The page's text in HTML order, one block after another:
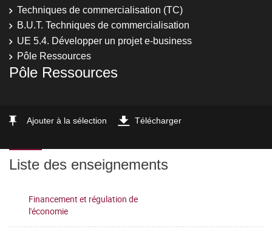
Techniques de commercialisation (TC)
B.U.T. Techniques de commercialisation
UE 5.4. Développer un projet e-business
Pôle Ressources
Pôle Ressources
Ajouter à la sélection Télécharger
Liste des enseignements
Financement et régulation de
l'économie